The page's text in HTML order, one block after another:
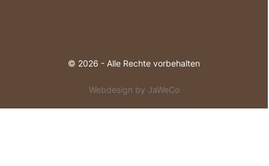
© 2026 - Alle Rechte vorbehalten
Webdesign by JaWeCo